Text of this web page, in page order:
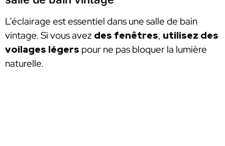
L’éclairage est essentiel dans une salle de bain
vintage. Si vous avez des fenêtres, utilisez des
voilages légers pour ne pas bloquer la lumière
naturelle.